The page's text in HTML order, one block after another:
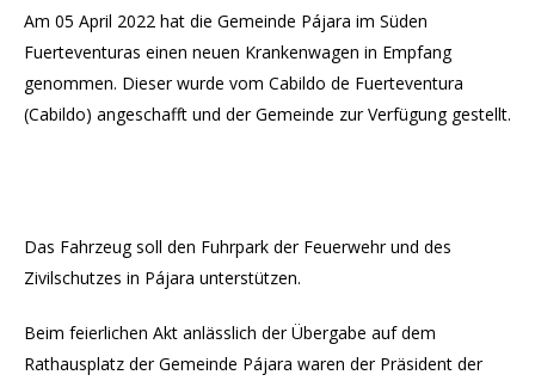
Am 05 April 2022 hat die Gemeinde Pájara im Süden
Fuerteventuras einen neuen Krankenwagen in Empfang
genommen. Dieser wurde vom Cabildo de Fuerteventura
(Cabildo) angeschafft und der Gemeinde zur Verfügung gestellt.
Das Fahrzeug soll den Fuhrpark der Feuerwehr und des
Zivilschutzes in Pájara unterstützen.
Beim feierlichen Akt anlässlich der Übergabe auf dem
Rathausplatz der Gemeinde Pájara waren der Präsident der